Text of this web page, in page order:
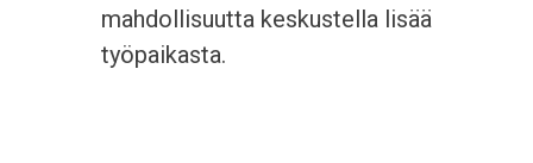
mahdollisuutta keskustella lisää
työpaikasta.